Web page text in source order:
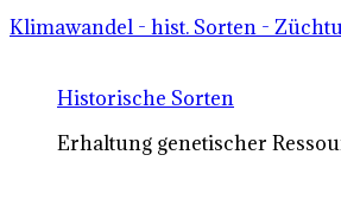
Klimawandel - hist. Sorten -
Historische Sorten
Erhaltung genetischer